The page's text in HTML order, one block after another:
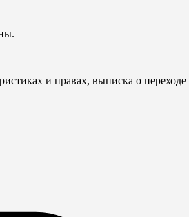
и правах, выписка о переходе